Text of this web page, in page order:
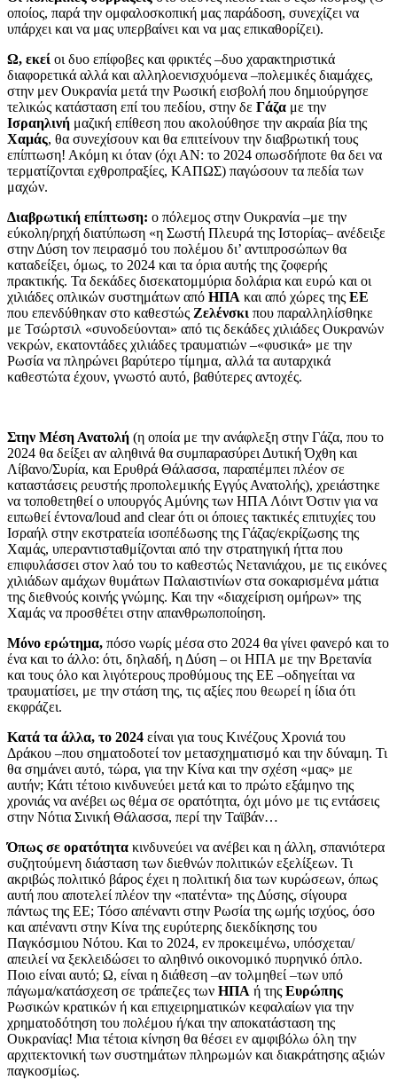
οποίος, παρά την ομφαλοσκοπική μας παράδοση, συνεχίζει να
υπάρχει και να μας υπερβαίνει και να μας επικαθορίζει).
Ω, εκεί οι δυο επίφοβες και φρικτές –δυο χαρακτηριστικά
διαφορετικά αλλά και αλληλοενισχυόμενα –πολεμικές διαμάχες,
στην μεν Ουκρανία μετά την Ρωσική εισβολή που δημιούργησε
τελικώς κατάσταση επί του πεδίου, στην δε Γάζα με την
Ισραηλινή μαζική επίθεση που ακολούθησε την ακραία βία της
Χαμάς, θα συνεχίσουν και θα επιτείνουν την διαβρωτική τους
επίπτωση! Ακόμη κι όταν (όχι ΑΝ: το 2024 οπωσδήποτε θα δει να
τερματίζονται εχθροπραξίες, ΚΑΠΩΣ) παγώσουν τα πεδία των
μαχών.
Διαβρωτική επίπτωση: ο πόλεμος στην Ουκρανία –με την
εύκολη/ρηχή διατύπωση «η Σωστή Πλευρά της Ιστορίας– ανέδειξε
στην Δύση τον πειρασμό του πολέμου δι’ αντιπροσώπων θα
καταδείξει, όμως, το 2024 και τα όρια αυτής της ζοφερής
πρακτικής. Τα δεκάδες δισεκατομμύρια δολάρια και ευρώ και οι
χιλιάδες οπλικών συστημάτων από ΗΠΑ και από χώρες της ΕΕ
που επενδύθηκαν στο καθεστώς Ζελένσκι που παραλληλίσθηκε
με Τσώρτσιλ «συνοδεύονται» από τις δεκάδες χιλιάδες Ουκρανών
νεκρών, εκατοντάδες χιλιάδες τραυματιών –«φυσικά» με την
Ρωσία να πληρώνει βαρύτερο τίμημα, αλλά τα αυταρχικά
καθεστώτα έχουν, γνωστό αυτό, βαθύτερες αντοχές.
Στην Μέση Ανατολή (η οποία με την ανάφλεξη στην Γάζα, που το
2024 θα δείξει αν αληθινά θα συμπαρασύρει Δυτική Όχθη και
Λίβανο/Συρία, και Ερυθρά Θάλασσα, παραπέμπει πλέον σε
καταστάσεις ρευστής προπολεμικής Εγγύς Ανατολής), χρειάστηκε
να τοποθετηθεί ο υπουργός Αμύνης των ΗΠΑ Λόιντ Όστιν για να
ειπωθεί έντονα/loud and clear ότι οι όποιες τακτικές επιτυχίες του
Ισραήλ στην εκστρατεία ισοπέδωσης της Γάζας/εκρίζωσης της
Χαμάς, υπεραντισταθμίζονται από την στρατηγική ήττα που
επιφυλάσσει στον λαό του το καθεστώς Νετανιάχου, με τις εικόνες
χιλιάδων αμάχων θυμάτων Παλαιστινίων στα σοκαρισμένα μάτια
της διεθνούς κοινής γνώμης. Και την «διαχείριση ομήρων» της
Χαμάς να προσθέτει στην απανθρωποποίηση.
Μόνο ερώτημα, πόσο νωρίς μέσα στο 2024 θα γίνει φανερό και το
ένα και το άλλο: ότι, δηλαδή, η Δύση – οι ΗΠΑ με την Βρετανία
και τους όλο και λιγότερους προθύμους της ΕΕ –οδηγείται να
τραυματίσει, με την στάση της, τις αξίες που θεωρεί η ίδια ότι
εκφράζει.
Κατά τα άλλα, το 2024 είναι για τους Κινέζους Χρονιά του
Δράκου –που σηματοδοτεί τον μετασχηματισμό και την δύναμη. Τι
θα σημάνει αυτό, τώρα, για την Κίνα και την σχέση «μας» με
αυτήν; Κάτι τέτοιο κινδυνεύει μετά και το πρώτο εξάμηνο της
χρονιάς να ανέβει ως θέμα σε ορατότητα, όχι μόνο με τις εντάσεις
στην Νότια Σινική Θάλασσα, περί την Ταϊβάν…
Όπως σε ορατότητα κινδυνεύει να ανέβει και η άλλη, σπανιότερα
συζητούμενη διάσταση των διεθνών πολιτικών εξελίξεων. Τι
ακριβώς πολιτικό βάρος έχει η πολιτική δια των κυρώσεων, όπως
αυτή που αποτελεί πλέον την «πατέντα» της Δύσης, σίγουρα
πάντως της ΕΕ; Τόσο απέναντι στην Ρωσία της ωμής ισχύος, όσο
και απέναντι στην Κίνα της ευρύτερης διεκδίκησης του
Παγκόσμιου Νότου. Και το 2024, εν προκειμένω, υπόσχεται/
απειλεί να ξεκλειδώσει το αληθινό οικονομικό πυρηνικό όπλο.
Ποιο είναι αυτό; Ω, είναι η διάθεση –αν τολμηθεί –των υπό
πάγωμα/κατάσχεση σε τράπεζες των ΗΠΑ ή της Ευρώπης
Ρωσικών κρατικών ή και επιχειρηματικών κεφαλαίων για την
χρηματοδότηση του πολέμου ή/και την αποκατάσταση της
Ουκρανίας! Μια τέτοια κίνηση θα θέσει εν αμφιβόλω όλη την
αρχιτεκτονική των συστημάτων πληρωμών και διακράτησης αξιών
παγκοσμίως.